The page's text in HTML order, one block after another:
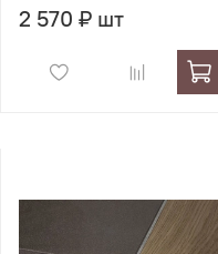
2 570 ₽ шт